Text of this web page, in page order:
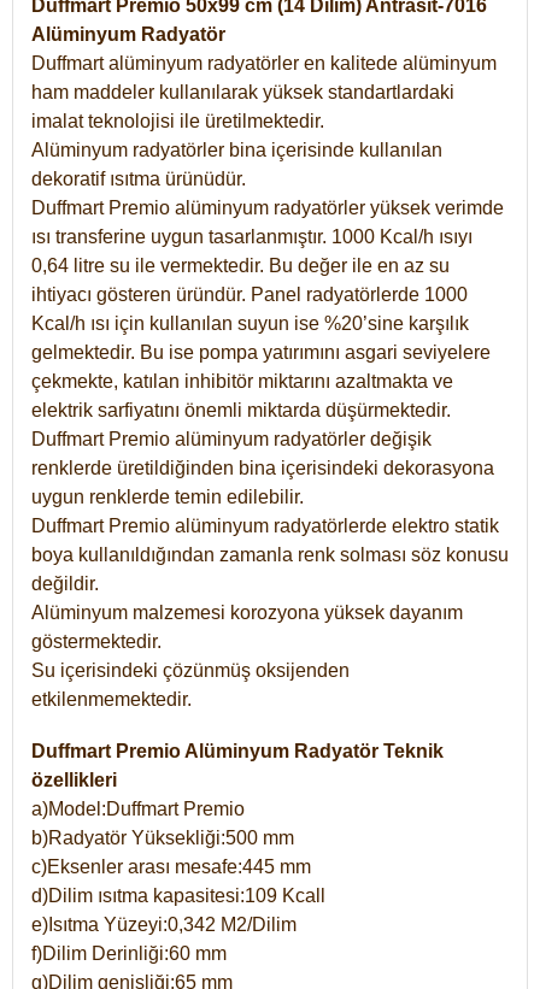
Duffmart Premio 50x99 cm (14 Dilim) Antrasit-7016
Alüminyum Radyatör
Duffmart alüminyum radyatörler en kalitede alüminyum
ham maddeler kullanılarak yüksek standartlardaki
imalat teknolojisi ile üretilmektedir.
Alüminyum radyatörler bina içerisinde kullanılan
dekoratif ısıtma ürünüdür.
Duffmart Premio alüminyum radyatörler yüksek verimde
ısı transferine uygun tasarlanmıştır. 1000 Kcal/h ısıyı
0,64 litre su ile vermektedir. Bu değer ile en az su
ihtiyacı gösteren üründür. Panel radyatörlerde 1000
Kcal/h ısı için kullanılan suyun ise %20’sine karşılık
gelmektedir. Bu ise pompa yatırımını asgari seviyelere
çekmekte, katılan inhibitör miktarını azaltmakta ve
elektrik sarfiyatını önemli miktarda düşürmektedir.
Duffmart Premio alüminyum radyatörler değişik
renklerde üretildiğinden bina içerisindeki dekorasyona
uygun renklerde temin edilebilir.
Duffmart Premio alüminyum radyatörlerde elektro statik
boya kullanıldığından zamanla renk solması söz konusu
değildir.
Alüminyum malzemesi korozyona yüksek dayanım
göstermektedir.
Su içerisindeki çözünmüş oksijenden
etkilenmemektedir.
Duffmart Premio Alüminyum Radyatör Teknik
özellikleri
a)Model:Duffmart Premio
b)Radyatör Yüksekliği:500 mm
c)Eksenler arası mesafe:445 mm
d)Dilim ısıtma kapasitesi:109 Kcall
e)Isıtma Yüzeyi:0,342 M2/Dilim
f)Dilim Derinliği:60 mm
g)Dilim genişliği:65 mm